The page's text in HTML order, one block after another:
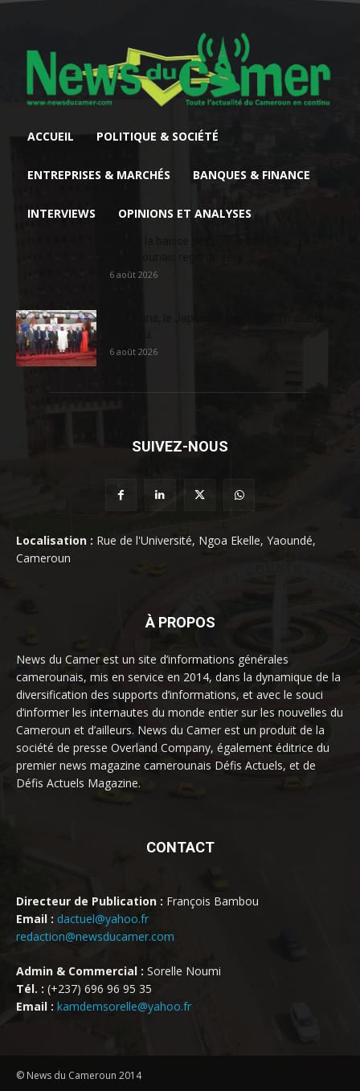
ACCUEIL POLITIQUE & SOCIÉTÉ
ENTREPRISES & MARCHÉS BANQUES & FINANCE
INTERVIEWS OPINIONS ET ANALYSES
6 août 2026
6 août 2026
SUIVEZ-NOUS
Localisation : Rue de l'Université, Ngoa Ekelle, Yaoundé,
Cameroun
À PROPOS
News du Camer est un site d’informations générales
camerounais, mis en service en 2014, dans la dynamique de la
diversification des supports d’informations, et avec le souci
d’informer les internautes du monde entier sur les nouvelles du
Cameroun et d’ailleurs. News du Camer est un produit de la
société de presse Overland Company, également éditrice du
premier news magazine camerounais Défis Actuels, et de
Défis Actuels Magazine.
CONTACT
Directeur de Publication : François Bambou
Email : dactuel@yahoo.fr
redaction@newsducamer.com
Admin & Commercial : Sorelle Noumi
Tél. : (+237) 696 96 95 35
Email : kamdemsorelle@yahoo.fr
© News du Cameroun 2014